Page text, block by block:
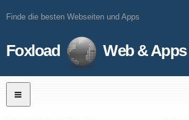
Finde die besten Webseiten und Apps
Foxload Web & Apps